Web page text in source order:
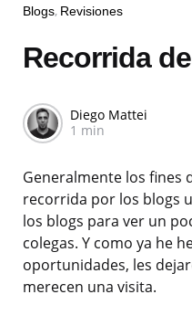
Blogs Revisiones
Recorrida
Diego Mattei
1 min
Generalmente los fines
recorrida por los blogs
los blogs para ver un
colegas. Y como ya he
oportunidades, les
merecen una visita.